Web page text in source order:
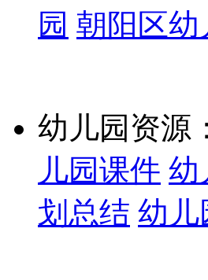
园 朝阳区幼
幼儿园资源：
儿园课件 幼
划总结 幼儿